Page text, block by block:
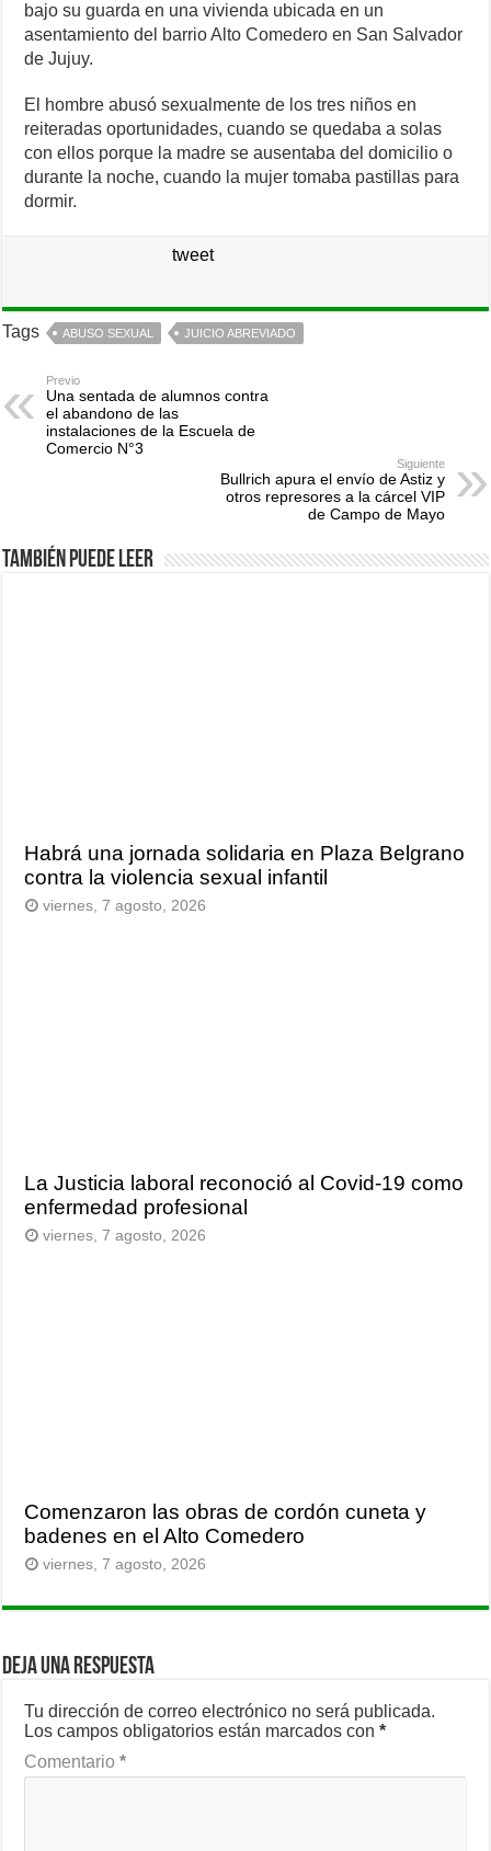
bajo su guarda en una vivienda ubicada en un
asentamiento del barrio Alto Comedero en San Salvador
de Jujuy.
El hombre abusó sexualmente de los tres niños en
reiteradas oportunidades, cuando se quedaba a solas
con ellos porque la madre se ausentaba del domicilio o
durante la noche, cuando la mujer tomaba pastillas para
dormir.
tweet
Tags ABUSO SEXUAL JUICIO ABREVIADO
Previo
Una sentada de alumnos contra
el abandono de las
instalaciones de la Escuela de
Comercio N°3
Siguiente
Bullrich apura el envío de Astiz y
otros represores a la cárcel VIP
de Campo de Mayo
También puede leer
Habrá una jornada solidaria en Plaza Belgrano
contra la violencia sexual infantil
viernes, 7 agosto, 2026
La Justicia laboral reconoció al Covid-19 como
enfermedad profesional
viernes, 7 agosto, 2026
Comenzaron las obras de cordón cuneta y
badenes en el Alto Comedero
viernes, 7 agosto, 2026
Deja una respuesta
Tu dirección de correo electrónico no será publicada.
Los campos obligatorios están marcados con*
Comentario*